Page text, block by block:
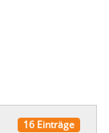
16 Einträge